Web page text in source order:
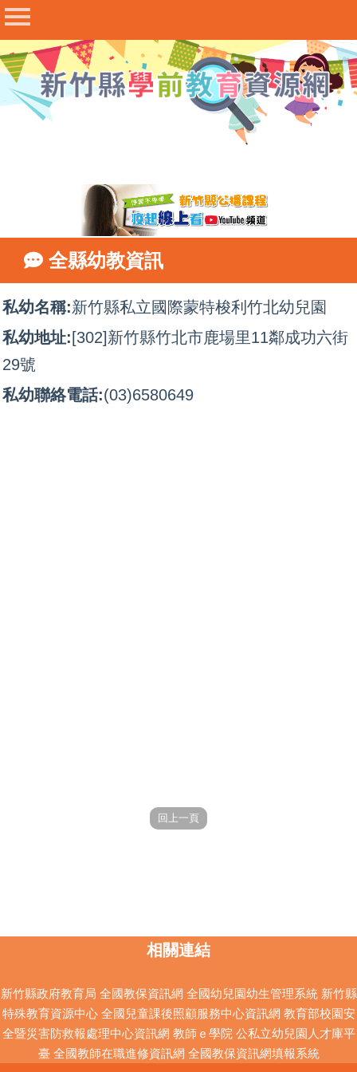
最新公告
幼兒園查詢
收退費與補助
評鑑與輔導
甄選與進修
衛生與安全
幼教法規
表件下載
相關連結
網站管理
園所登入
全縣幼教資訊
私幼名稱:新竹縣私立國際蒙特梭利竹北幼兒園
私幼地址: [302]新竹縣竹北市鹿場里11鄰成功六街
29號
私幼聯絡電話:(03)6580649
相關連結
新竹縣政府教育局 全國教保資訊網 全國幼兒園幼生管理系統 新竹縣
特殊教育資源中心 全國兒童課後照顧服務中心資訊網 教育部校園安
全暨災害防救報處理中心資訊網 教師ｅ學院 公私立幼兒園人才庫平
臺 全國教師在職進修資訊網 全國教保資訊網填報系統